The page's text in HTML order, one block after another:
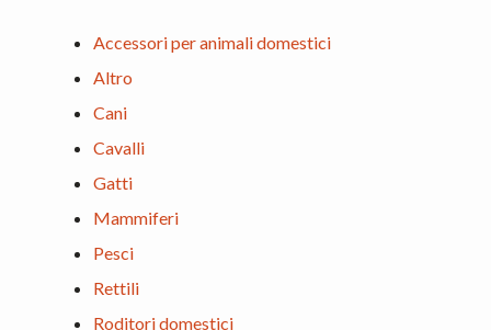
Accessori per animali domestici
Altro
Cani
Cavalli
Gatti
Mammiferi
Pesci
Rettili
Roditori domestici